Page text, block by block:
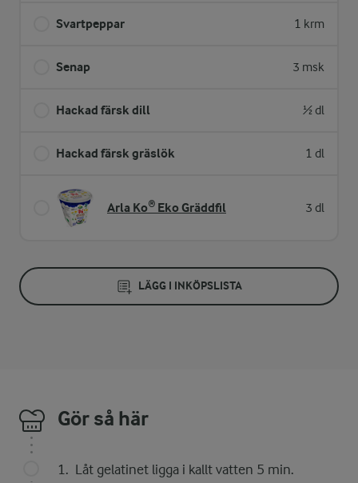
Svartpeppar 1 krm
Senap 3 msk
Hackad färsk dill ½ dl
Hackad färsk gräslök 1 dl
Arla Ko® Eko Gräddfil 3 dl
LÄGG I INKÖPSLISTA
Gör så här
Låt gelatinet ligga i kallt vatten 5 min.